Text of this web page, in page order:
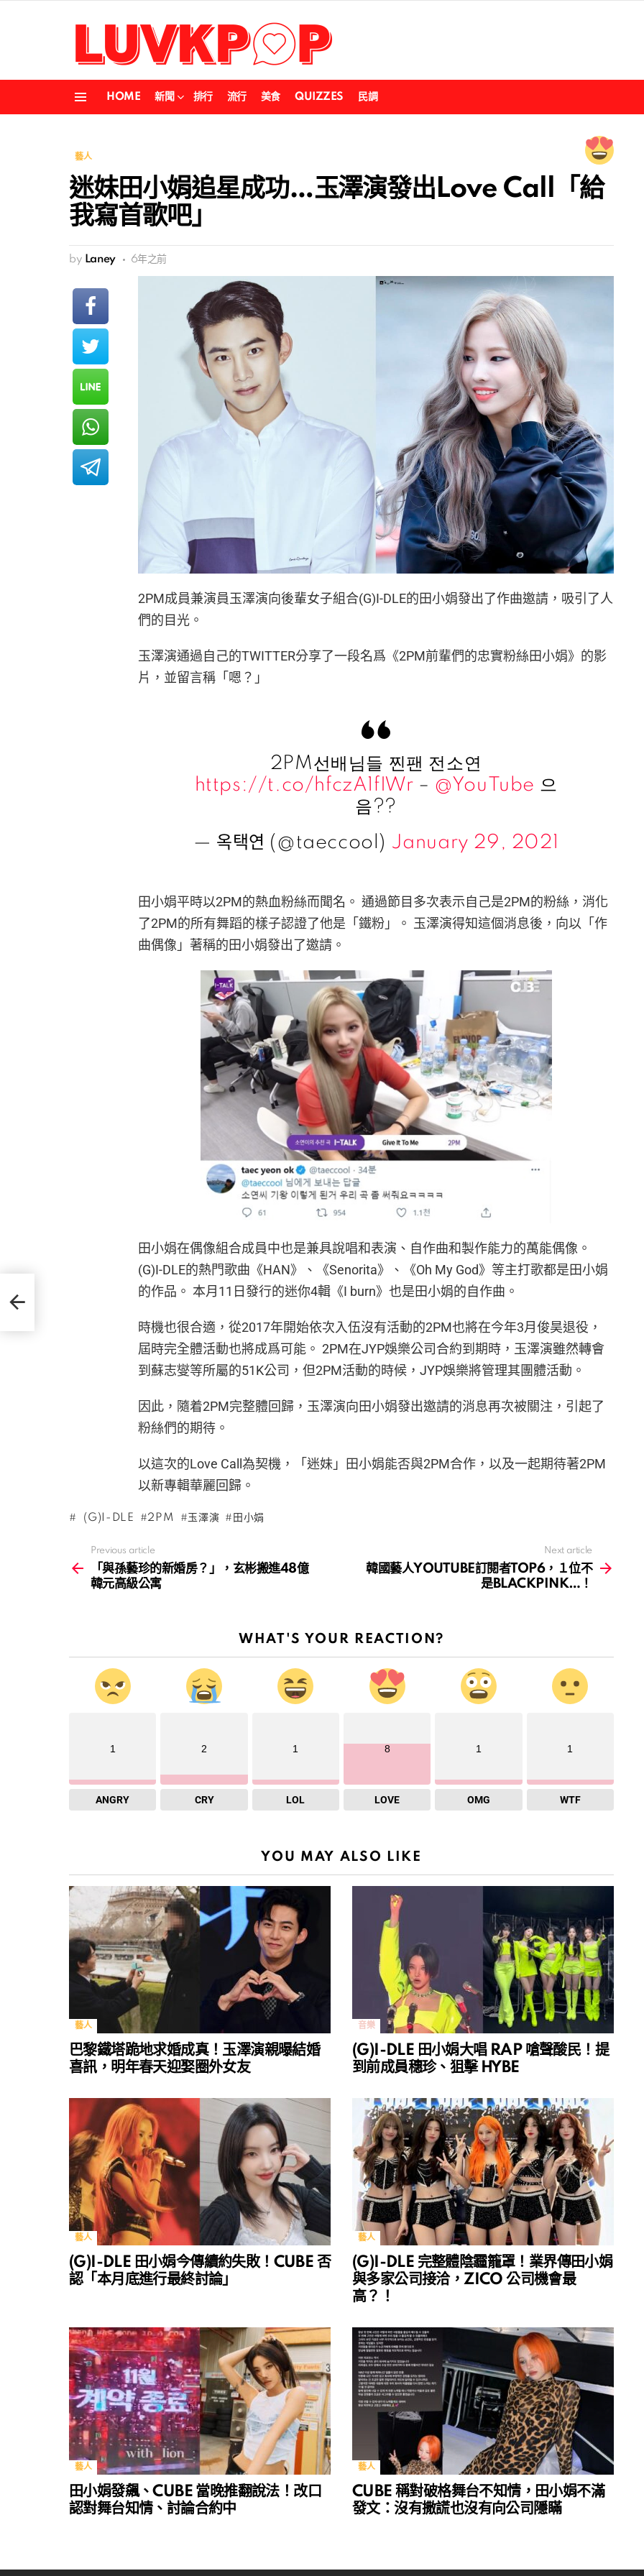
HOME 新聞 排行 流行 美食 QUIZZES 民調
藝人
迷妹田小娟追星成功…玉澤演發出Love Call「給
我寫首歌吧」
by Laney 6年之前
2PM成員兼演員玉澤演向後輩女子組合(G)I-DLE的田小娟發出了作曲邀請，吸引了人
們的目光。
玉澤演通過自己的TWITTER分享了一段名爲《2PM前輩們的忠實粉絲田小娟》的影
片，並留言稱「嗯？」
2PM선배님들 찐팬 전소연
https://t.co/hfczA1fIWr – @YouTube 으
음??
— 옥택연 (@taeccool) January 29, 2021
田小娟平時以2PM的熱血粉絲而聞名。 通過節目多次表示自己是2PM的粉絲，消化
了2PM的所有舞蹈的樣子認證了他是「鐵粉」。 玉澤演得知這個消息後，向以「作
曲偶像」著稱的田小娟發出了邀請。
田小娟在偶像組合成員中也是兼具說唱和表演、自作曲和製作能力的萬能偶像。
(G)I-DLE的熱門歌曲《HAN》、《Senorita》、《Oh My God》等主打歌都是田小娟
的作品。 本月11日發行的迷你4輯《I burn》也是田小娟的自作曲。
時機也很合適，從2017年開始依次入伍沒有活動的2PM也將在今年3月俊昊退役，
屆時完全體活動也將成爲可能。 2PM在JYP娛樂公司合約到期時，玉澤演雖然轉會
到蘇志燮等所屬的51K公司，但2PM活動的時候，JYP娛樂將管理其團體活動。
因此，隨着2PM完整體回歸，玉澤演向田小娟發出邀請的消息再次被關注，引起了
粉絲們的期待。
以這次的Love Call為契機，「迷妹」田小娟能否與2PM合作，以及一起期待著2PM
以新專輯華麗回歸。
(G)I-DLE 2PM 玉澤演 田小娟
more
Previous article
「與孫藝珍的新婚房？」，玄彬搬進48億
韓元高級公寓
Next article
韓國藝人YOUTUBE訂閱者TOP6，１位不
是BLACKPINK…！
WHAT'S YOUR REACTION?
1
ANGRY
2
CRY
1
LOL
8
LOVE
1
OMG
1
WTF
YOU MAY ALSO LIKE
藝人
巴黎鐵塔跪地求婚成真！玉澤演親曝結婚
喜訊，明年春天迎娶圈外女友
音樂
(G)I-DLE 田小娟大唱 RAP 嗆聲酸民！提
到前成員穗珍、狙擊 HYBE
藝人
(G)I-DLE 田小娟今傳續約失敗！CUBE 否
認「本月底進行最終討論」
藝人
(G)I-DLE 完整體陰霾籠罩！業界傳田小娟
與多家公司接洽，ZICO 公司機會最
高？！
藝人
田小娟發飆、CUBE 當晚推翻說法！改口
認對舞台知情、討論合約中
藝人
CUBE 稱對破格舞台不知情，田小娟不滿
發文：沒有撒謊也沒有向公司隱瞞
韓